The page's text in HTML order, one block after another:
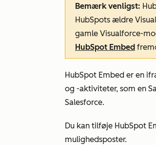
Bemærk venligst:
HubSpots ældre
gamle Visualforce-
HubSpot Embed
HubSpot Embed er en
og -aktiviteter, som en
Salesforce.
Du kan tilføje HubSpot
mulighedsposter.